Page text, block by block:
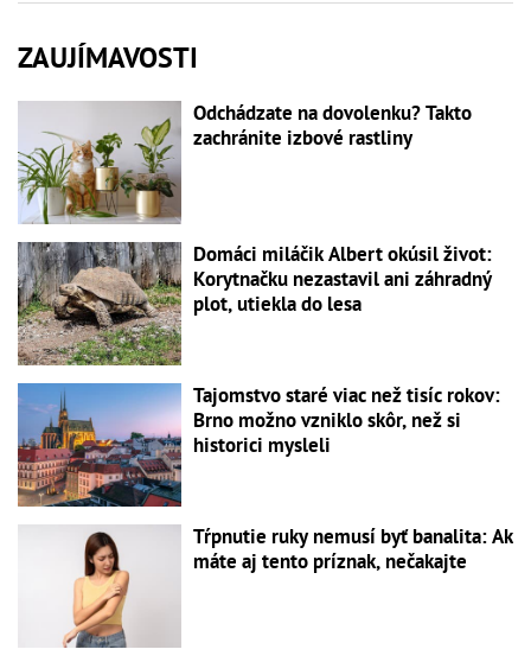
ZAUJÍMAVOSTI
Odchádzate na dovolenku? Takto
zachránite izbové rastliny
Domáci miláčik Albert okúsil život:
Korytnačku nezastavil ani záhradný
plot, utiekla do lesa
Tajomstvo staré viac než tisíc rokov:
Brno možno vzniklo skôr, než si
historici mysleli
Tŕpnutie ruky nemusí byť banalita: Ak
máte aj tento príznak, nečakajte